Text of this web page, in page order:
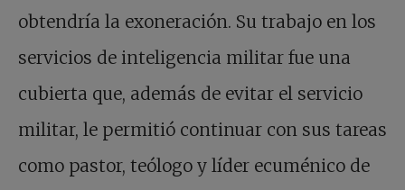
obtendría la exoneración. Su trabajo en los
servicios de inteligencia militar fue una
cubierta que, además de evitar el servicio
militar, le permitió continuar con sus tareas
como pastor, teólogo y líder ecuménico de